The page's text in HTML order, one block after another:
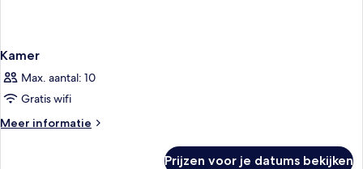
Kamer
Max. aantal: 10
Gratis wifi
Meer informatie
Meer
Prijzen voor je datums bekijken